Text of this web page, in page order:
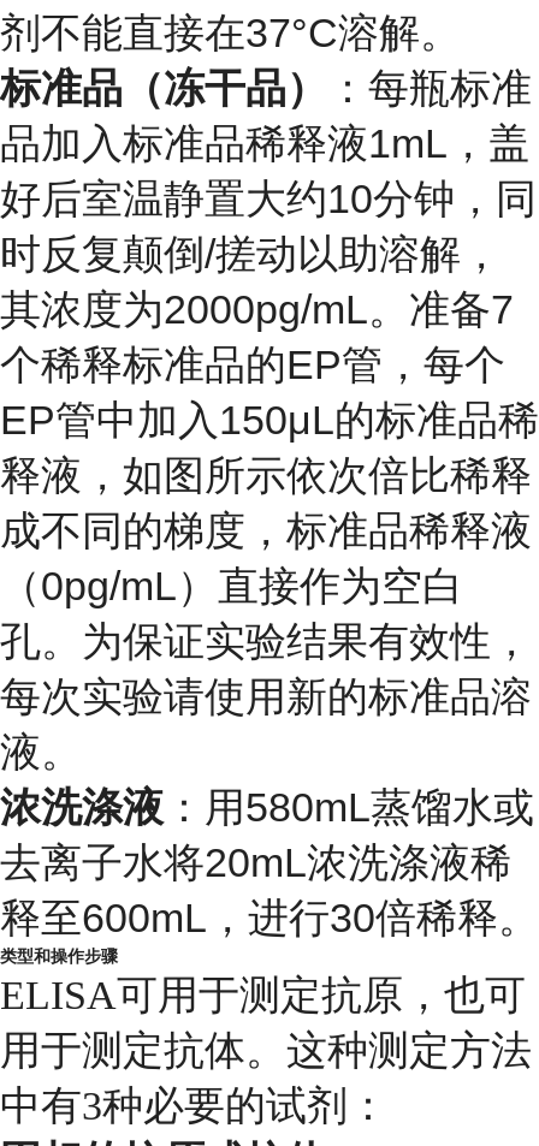
剂不能直接在37°C溶解。
标准品（冻干品）
：每瓶标准
品加入标准品稀释液1mL，盖
好后室温静置大约10分钟，同
时反复颠倒/搓动以助溶解，
其浓度为2000pg/mL。准备7
个稀释标准品的EP管，每个
EP管中加入150μL的标准品稀
释液，如图所示依次倍比稀释
成不同的梯度，标准品稀释液
（0pg/mL）直接作为空白
孔。为保证实验结果有效性，
每次实验请使用新的标准品溶
液。
浓洗涤液 ：用580mL蒸馏水或
去离子水将20mL浓洗涤液稀
释至600mL，进行30倍稀释。
类型和操作步骤
ELISA可用于测定抗原，也可
用于测定抗体。这种测定方法
中有3种必要的试剂：